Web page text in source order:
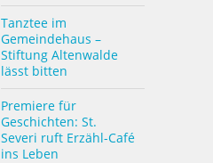
Tanztee im
Gemeindehaus –
Stiftung Altenwalde
lässt bitten
Premiere für
Geschichten: St.
Severi ruft Erzähl-Café
ins Leben